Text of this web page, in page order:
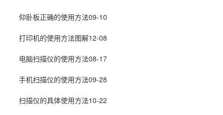
仰卧板正确的使用方法09-10
打印机的使用方法图解12-08
电脑扫描仪的使用方法08-17
手机扫描仪的使用方法09-28
扫描仪的具体使用方法10-22